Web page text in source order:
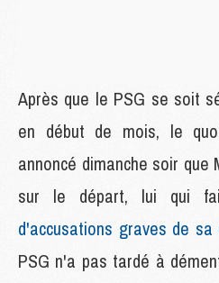
Après que le PSG se soit
en début de mois, le
annoncé dimanche soir
sur le départ, lui qui
d'accusations graves de
PSG n'a pas tardé à